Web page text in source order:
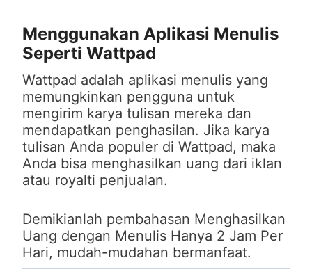
Menggunakan Aplikasi Menulis
Seperti Wattpad
Wattpad adalah aplikasi menulis yang
memungkinkan pengguna untuk
mengirim karya tulisan mereka dan
mendapatkan penghasilan. Jika karya
tulisan Anda populer di Wattpad, maka
Anda bisa menghasilkan uang dari iklan
atau royalti penjualan.
Demikianlah pembahasan Menghasilkan
Uang dengan Menulis Hanya 2 Jam Per
Hari, mudah-mudahan bermanfaat.